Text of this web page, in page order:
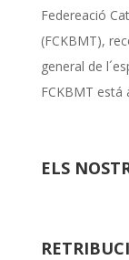
Federeació
(FCKBMT),
general de
FCKBMT está
ELS